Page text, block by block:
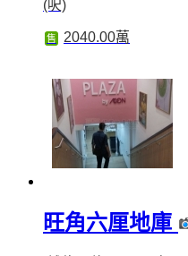
(呎)
售 2040.00萬
旺角六厘地庫